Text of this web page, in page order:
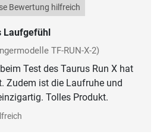
Laufgefühl
Bewertung hilfreich
TF-RUN-X-2)
Test des Taurus Run X hat
Zudem ist die Laufruhe und
Tolles Produkt.